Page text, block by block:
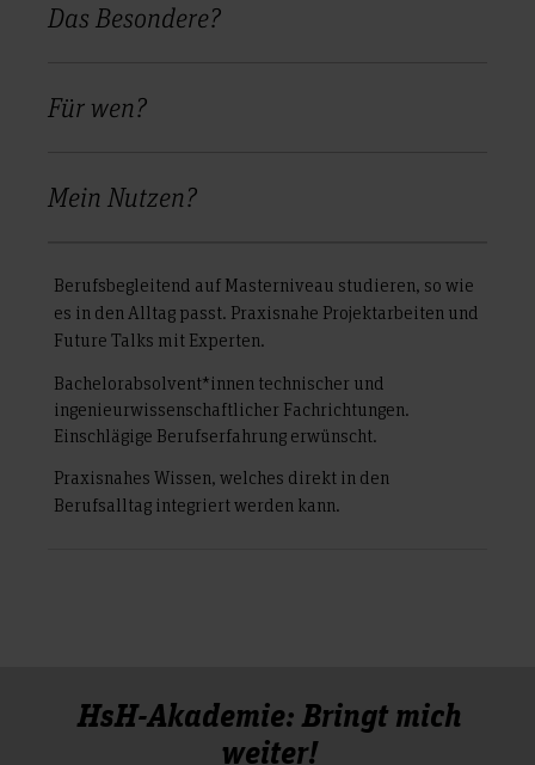
Das Besondere?
Für wen?
Mein Nutzen?
Berufsbegleitend auf Masterniveau studieren, so wie
es in den Alltag passt. Praxisnahe Projektarbeiten und
Future Talks mit Experten.
Bachelorabsolvent*innen technischer und
ingenieurwissenschaftlicher Fachrichtungen.
Einschlägige Berufserfahrung erwünscht.
Praxisnahes Wissen, welches direkt in den
Berufsalltag integriert werden kann.
HsH-Akademie: Bringt mich
weiter!